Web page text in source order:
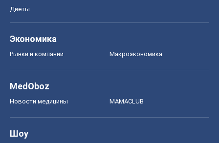
Диеты
Экономика
Рынки и компании Mакроэкономика
MedOboz
Новости медицины MAMACLUB
Шоу